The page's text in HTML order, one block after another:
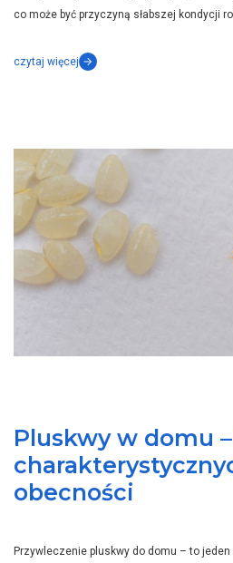
co może być przyczyną słabszej kondycji
czytaj więcej
Pluskwy w domu
obecności
Przywleczenie pluskwy do domu – to